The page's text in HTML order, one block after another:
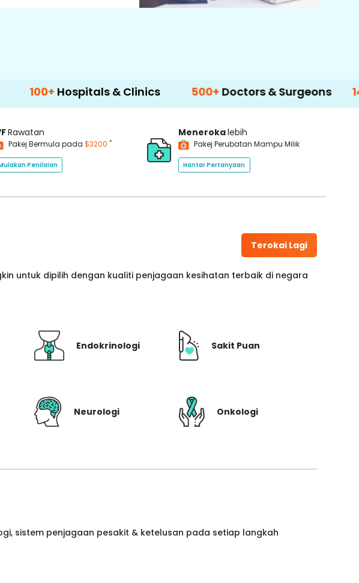
Hospitals & Clinics 500+ Doctors & Surgeons 14+
Rawatan
Pakej Bermula pada $3200 *
Penilaian
Menerokalebih
Pakej Perubatan Mampu Milik
Hantar Pertanyaan
Terokai Lagi
untuk dipilih dengan kualiti penjagaan kesihatan terbaik di negara
Endokrinologi Sakit Puan
Neurologi Onkologi
sistem penjagaan pesakit & ketelusan pada setiap langkah